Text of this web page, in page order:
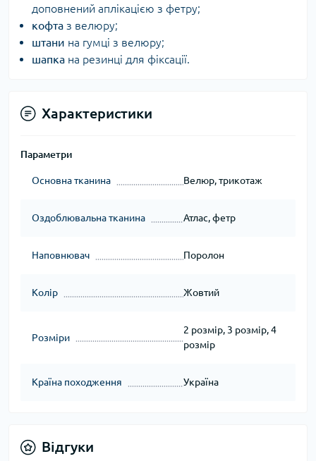
доповнений аплікацією з фетру;
кофта з велюру;
штани на гумці з велюру;
шапка на резинці для фіксації.
Характеристики
Параметри
Основна тканина Велюр, трикотаж
Оздоблювальна тканина Атлас, фетр
Наповнювач Поролон
Колір Жовтий
Розміри
2 розмір, 3 розмір, 4
розмір
Країна походження Україна
Відгуки